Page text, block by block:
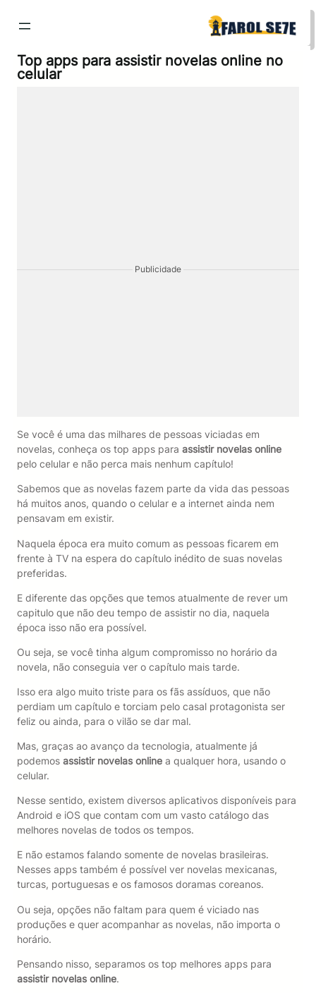
para
conteúdo
Top apps para assistir novelas online no
celular
Publicidade
Se você é uma das milhares de pessoas viciadas em
novelas, conheça os top apps para assistir novelas online
pelo celular e não perca mais nenhum capítulo!
Sabemos que as novelas fazem parte da vida das pessoas
há muitos anos, quando o celular e a internet ainda nem
pensavam em existir.
Naquela época era muito comum as pessoas ficarem em
frente à TV na espera do capítulo inédito de suas novelas
preferidas.
E diferente das opções que temos atualmente de rever um
capitulo que não deu tempo de assistir no dia, naquela
época isso não era possível.
Ou seja, se você tinha algum compromisso no horário da
novela, não conseguia ver o capítulo mais tarde.
Isso era algo muito triste para os fãs assíduos, que não
perdiam um capítulo e torciam pelo casal protagonista ser
feliz ou ainda, para o vilão se dar mal.
Mas, graças ao avanço da tecnologia, atualmente já
podemos assistir novelas onlinea qualquer hora, usando o
celular.
Nesse sentido, existem diversos aplicativos disponíveis para
Android e iOS que contam com um vasto catálogo das
melhores novelas de todos os tempos.
E não estamos falando somente de novelas brasileiras.
Nesses apps também é possível ver novelas mexicanas,
turcas, portuguesas e os famosos doramas coreanos.
Ou seja, opções não faltam para quem é viciado nas
produções e quer acompanhar as novelas, não importa o
horário.
Pensando nisso, separamos os top melhores apps para
assistir novelas online.